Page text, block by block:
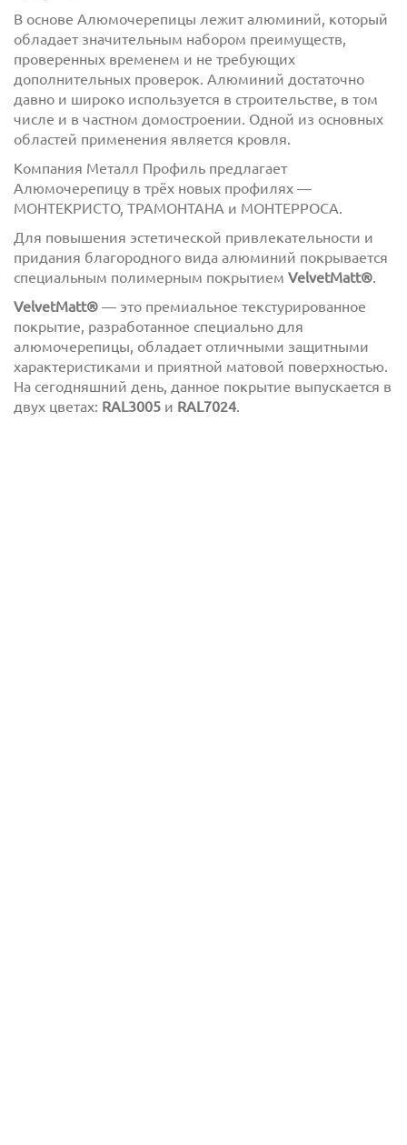
с политикой обработки персональных данных
ознакомлен(-а) и даюсогласиена обработку
персональных данных
сполитикой конфиденциальностиознакомлен(-а)
и даю согласие
В основе Алюмочерепицы лежит алюминий, который
обладает значительным набором преимуществ,
проверенных временем и не требующих
дополнительных проверок. Алюминий достаточно
давно и широко используется в строительстве, в том
числе и в частном домостроении. Одной из основных
областей применения является кровля.
Компания Металл Профиль предлагает
Алюмочерепицу в трёх новых профилях —
МОНТЕКРИСТО, ТРАМОНТАНА и МОНТЕРРОСА.
Для повышения эстетической привлекательности и
придания благородного вида алюминий покрывается
специальным полимерным покрытием VelvetMatt®.
VelvetMatt® — это премиальное текстурированное
покрытие, разработанное специально для
алюмочерепицы, обладает отличными защитными
характеристиками и приятной матовой поверхностью.
На сегодняшний день, данное покрытие выпускается в
двух цветах: RAL3005 и RAL7024.